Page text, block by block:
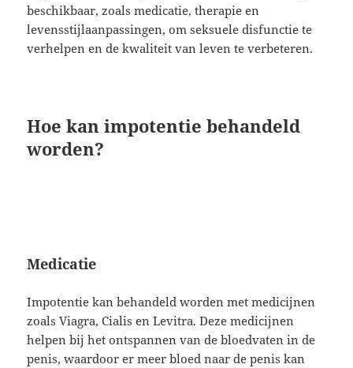
beschikbaar, zoals medicatie, therapie en
levensstijlaanpassingen, om seksuele disfunctie te
verhelpen en de kwaliteit van leven te verbeteren.
Hoe kan impotentie behandeld
worden?
Medicatie
Impotentie kan behandeld worden met medicijnen
zoals Viagra, Cialis en Levitra. Deze medicijnen
helpen bij het ontspannen van de bloedvaten in de
penis, waardoor er meer bloed naar de penis kan